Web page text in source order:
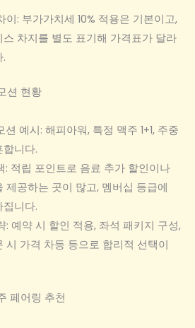
이: 부가가치세 10% 적용은 기본이고,
차지를 별도 표기해 가격표가 달라
션 현황
예시: 해피아워, 특정 맥주 1+1, 주중
니다.
: 적립 포인트로 음료 추가 할인이나
제공하는 곳이 많고, 멤버십 등급에
니다.
: 예약 시 할인 적용, 좌석 패키지 구성,
시 가격 차등 등으로 합리적 선택이
페어링 추천